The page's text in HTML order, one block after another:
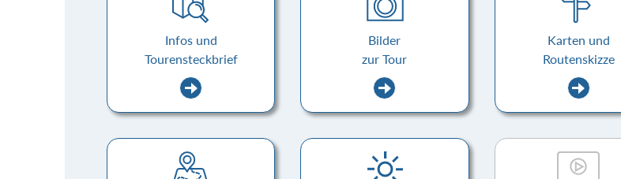
Infos und
Tourensteckbrief
Bilder
zur Tour
Karten und
Routenskizze